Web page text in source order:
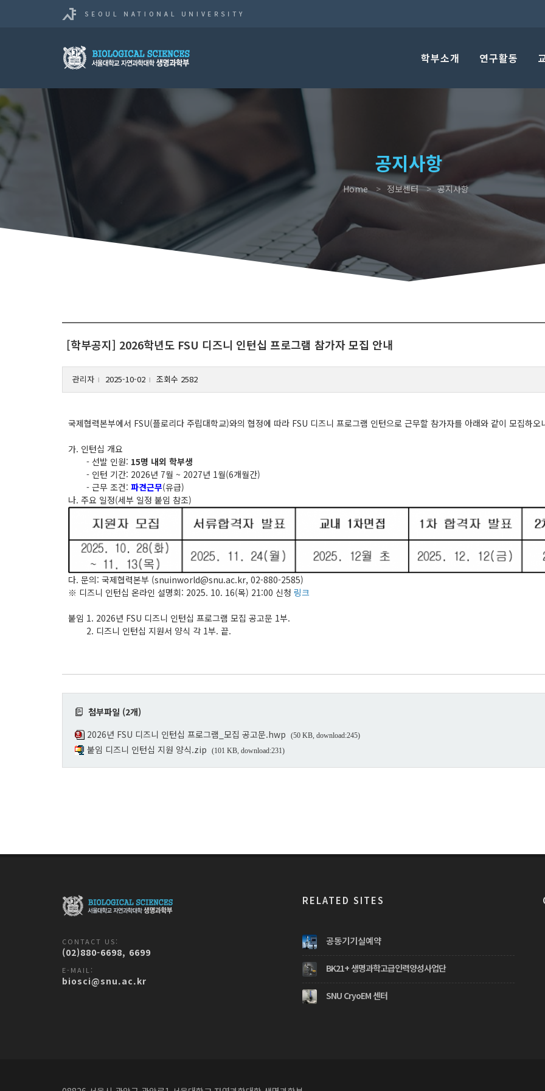
학부소개 연구활동
공지사항
Home 정보센터 공지사항
[학부공지] 2026학년도 FSU 디즈니 인턴십 프로그램 참가자 모집 안내
관리자 l 2025-10-02 l 조회수 2582
국제협력본부에서 FSU(플로리다 주립대학교)와의 협정에 따라 FSU 디즈니 프로그램 인턴으로 근무할 참가자를 아래와 같이 모집하
가. 인턴십 개요
- 선발 인원: 15명 내외 학부생
- 인턴 기간: 2026년 7월 ~ 2027년 1월(6개월간)
- 근무 조건: 파견근무(유급)
나. 주요 일정(세부 일정 붙임 참조)
다. 문의: 국제협력본부 (snuinworld@snu.ac.kr, 02-880-2585)
※ 디즈니 인턴십 온라인 설명회: 2025. 10. 16(목) 21:00 신청 링크
붙임 1. 2026년 FSU 디즈니 인턴십 프로그램 모집 공고문 1부.
2. 디즈니 인턴십 지원서 양식 각 1부. 끝.
첨부파일 (2개)
2026년 FSU 디즈니 인턴십 프로그램_모집 공고문.hwp
(50 KB, download:245)
붙임 디즈니 인턴십 지원 양식.zip (101 KB, download:231)
CONTACT US:
(02)880-6698, 6699
E-MAIL:
biosci@snu.ac.kr
RELATED SITES
공동기기실예약
BK21+ 생명과학고급인력양성사업단
SNU CryoEM 센터